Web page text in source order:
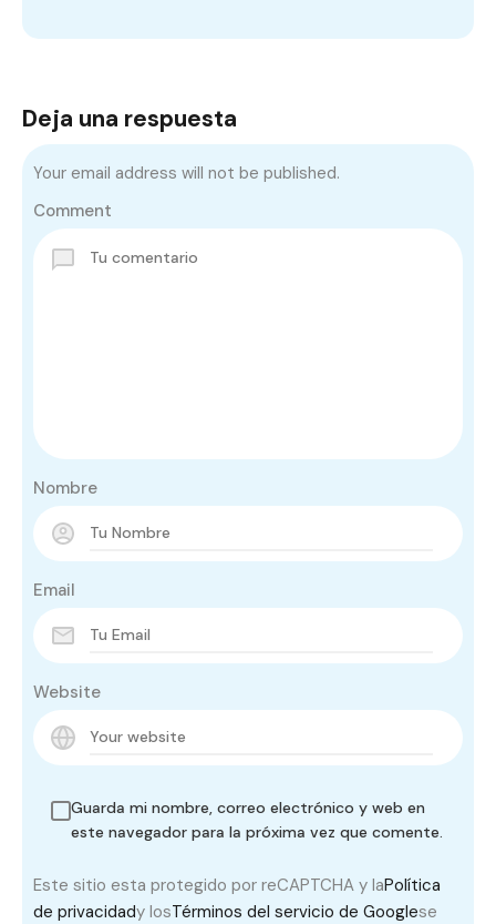
Deja una respuesta
Your email address will not be published.
Comment
Nombre
Email
Website
Guarda mi nombre, correo electrónico y web en
este navegador para la próxima vez que comente.
Este sitio esta protegido por reCAPTCHA y laPolítica
de privacidady losTérminos del servicio de Googlese